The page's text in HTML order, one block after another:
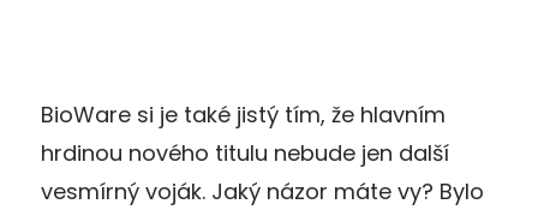
BioWare si je také jistý tím, že hlavním
hrdinou nového titulu nebude jen další
vesmírný voják. Jaký názor máte vy? Bylo